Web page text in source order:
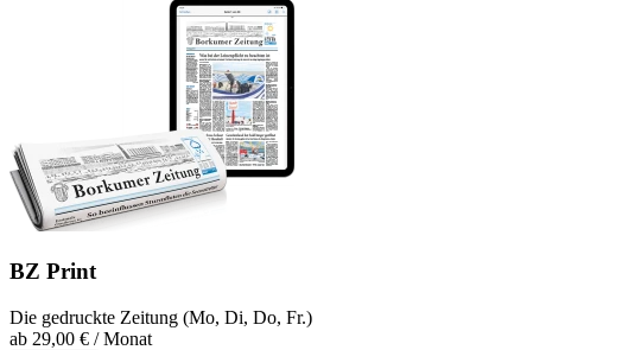
BZ Print
Die gedruckte Zeitung (Mo, Di, Do, Fr.)
ab 29,00 € / Monat